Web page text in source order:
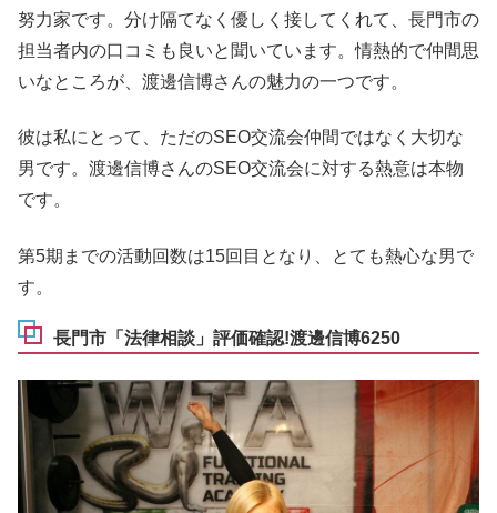
努力家です。分け隔てなく優しく接してくれて、長門市の
担当者内の口コミも良いと聞いています。情熱的で仲間思
いなところが、渡邊信博さんの魅力の一つです。
彼は私にとって、ただのSEO交流会仲間ではなく大切な
男です。渡邊信博さんのSEO交流会に対する熱意は本物
です。
第5期までの活動回数は15回目となり、とても熱心な男で
す。
長門市「法律相談」評価確認!渡邊信博6250